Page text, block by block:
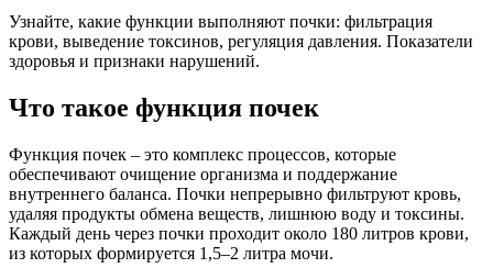
Узнайте, какие функции выполняют почки: фильтрация
крови, выведение токсинов, регуляция давления. Показатели
здоровья и признаки нарушений.
Что такое функция почек
Функция почек – это комплекс процессов, которые
обеспечивают очищение организма и поддержание
внутреннего баланса. Почки непрерывно фильтруют кровь,
удаляя продукты обмена веществ, лишнюю воду и токсины.
Каждый день через почки проходит около 180 литров крови,
из которых формируется 1,5–2 литра мочи.